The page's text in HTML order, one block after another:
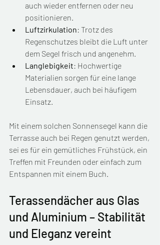
auch wieder entfernen oder neu
positionieren.
Luftzirkulation: Trotz des
Regenschutzes bleibt die Luft unter
dem Segel frisch und angenehm.
Langlebigkeit: Hochwertige
Materialien sorgen für eine lange
Lebensdauer, auch bei häufigem
Einsatz.
Mit einem solchen Sonnensegel kann die
Terrasse auch bei Regen genutzt werden,
sei es für ein gemütliches Frühstück, ein
Treffen mit Freunden oder einfach zum
Entspannen mit einem Buch.
Terassendächer aus Glas
und Aluminium – Stabilität
und Eleganz vereint